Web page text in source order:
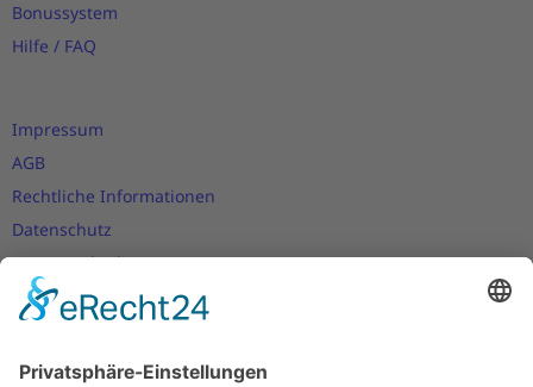
Bonussystem
Hilfe / FAQ
Impressum
AGB
Rechtliche Informationen
Datenschutz
Nutzungsbedingungen
Versand- und Zahlungsbedingungen
Cookie-Einstellungen